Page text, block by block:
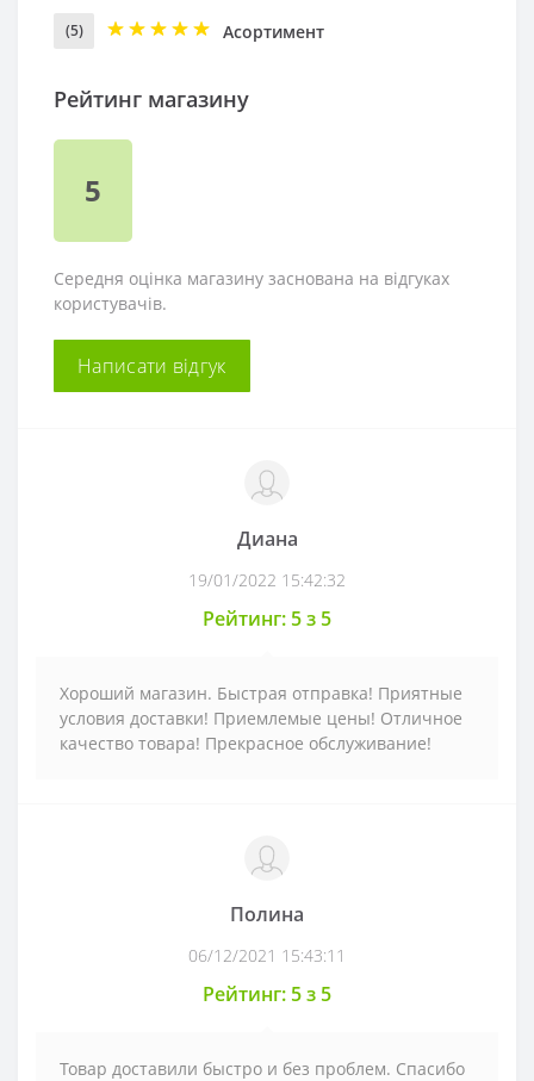
Рейтинг магазину
5
Середня оцінка магазину заснована на відгуках
користувачів.
Написати відгук
Асортимент
(5)
Диана
19/01/2022 15:42:32
Рейтинг: 5 з 5
Хороший магазин. Быстрая отправка! Приятные
условия доставки! Приемлемые цены! Отличное
качество товара! Прекрасное обслуживание!
Полина
06/12/2021 15:43:11
Рейтинг: 5 з 5
Товар доставили быстро и без проблем. Спасибо